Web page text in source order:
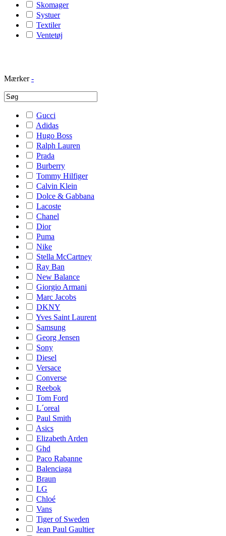
Skomager
Systuer
Textiler
Ventetøj
Mærker -
Gucci
Adidas
Hugo Boss
Ralph Lauren
Prada
Burberry
Tommy Hilfiger
Calvin Klein
Dolce & Gabbana
Lacoste
Chanel
Dior
Puma
Nike
Stella McCartney
Ray Ban
New Balance
Giorgio Armani
Marc Jacobs
DKNY
Yves Saint Laurent
Samsung
Georg Jensen
Sony
Diesel
Versace
Converse
Reebok
Tom Ford
L´oreal
Paul Smith
Asics
Elizabeth Arden
Ghd
Paco Rabanne
Balenciaga
Braun
LG
Chloé
Vans
Tiger of Sweden
Jean Paul Gaultier